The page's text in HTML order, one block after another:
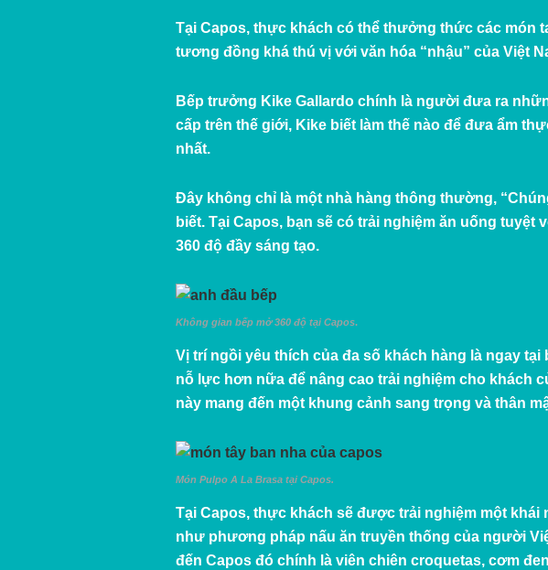
Tại Capos, thực khách có thể thưởng thức các món
tương đồng khá thú vị với văn hóa “nhậu” của Việt
Bếp trưởng Kike Gallardo chính là người đưa ra
cấp trên thế giới, Kike biết làm thế nào để đưa ẩm
nhất.
Đây không chỉ là một nhà hàng thông thường,
biết. Tại Capos, bạn sẽ có trải nghiệm ăn uống
360 độ đầy sáng tạo.
Không gian bếp mở360 độ tại Capos.
Vị trí ngồi yêu thích của đa số khách hàng là ngay
nỗ lực hơn nữa để nâng cao trải nghiệm cho khách
này mang đến một khung cảnh sang trọng và thân
Món Pulpo A La Brasa tại Capos.
Tại Capos, thực khách sẽ được trải nghiệm một
như phương pháp nấu ăn truyền thống của người
đến Capos đó chính là viên chiên croquetas, cơm